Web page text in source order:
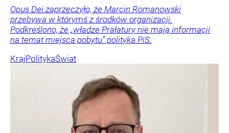
Opus Dei zaprzeczyło, że Marcin Romanowski
przebywa w którymś z środków organizacji.
Podkreślono, że „władze Prałatury nie mają informacji
na temat miejsca pobytu” polityka PiS.
KrajPolitykaŚwiat